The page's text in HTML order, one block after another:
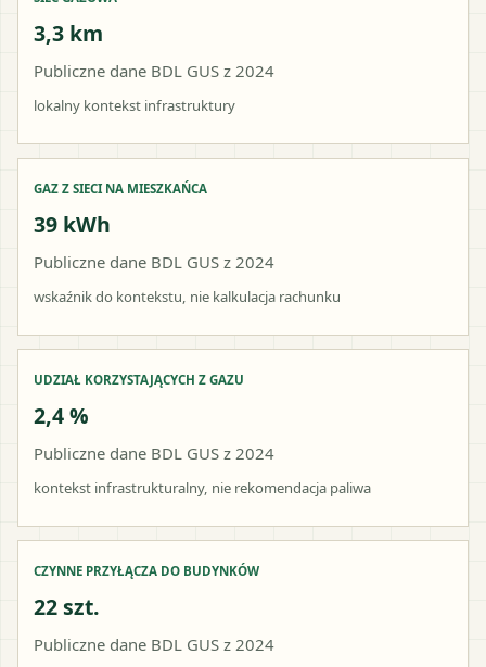
3,3 km
Publiczne dane BDL GUS z 2024
lokalny kontekst infrastruktury
GAZ Z SIECI NA MIESZKAŃCA
39 kWh
Publiczne dane BDL GUS z 2024
wskaźnik do kontekstu, nie kalkulacja rachunku
UDZIAŁ KORZYSTAJĄCYCH Z GAZU
2,4 %
Publiczne dane BDL GUS z 2024
kontekst infrastrukturalny, nie rekomendacja paliwa
CZYNNE PRZYŁĄCZA DO BUDYNKÓW
22 szt.
Publiczne dane BDL GUS z 2024